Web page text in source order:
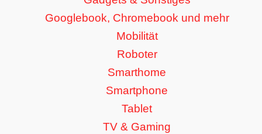
Googlebook, Chromebook und mehr
Mobilität
Roboter
Smarthome
Smartphone
Tablet
TV & Gaming